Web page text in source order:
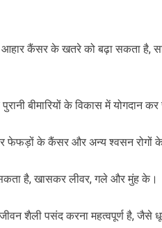
कैंसर के खतरे को बढ़ा सकता है,
बीमारियों के विकास में योगदान
फेफड़ों के कैंसर और अन्य श्वसन
है, खासकर लीवर, गले और मुंह के।
शैली पसंद करना महत्वपूर्ण है, जैसे